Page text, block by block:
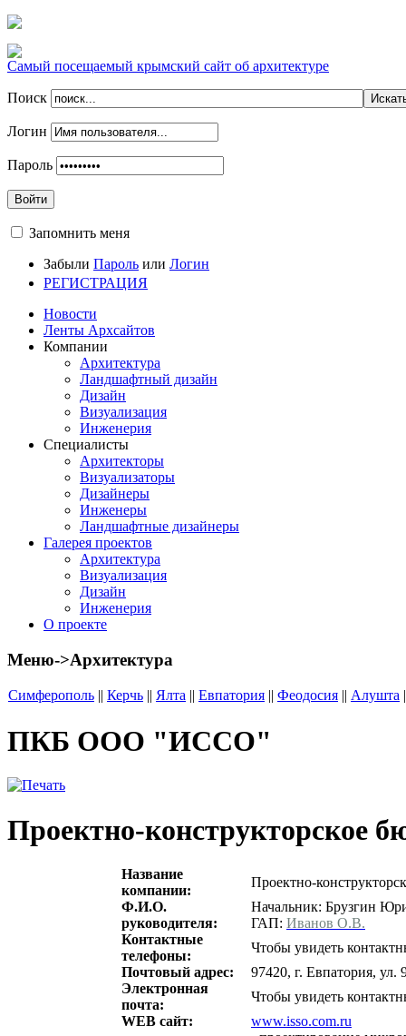
Самый посещаемый крымский сайт об архитектуре
Поиск
Логин
Пароль
Войти
Запомнить меня
Забыли Пароль или Логин
РЕГИСТРАЦИЯ
Новости
Ленты Архсайтов
Компании
Архитектура
Ландшафтный дизайн
Дизайн
Визуализация
Инженерия
Специалисты
Архитекторы
Визуализаторы
Дизайнеры
Инженеры
Ландшафтные дизайнеры
Галерея проектов
Архитектура
Визуализация
Дизайн
Инженерия
О проекте
Меню->Архитектура
Симферополь || Керчь || Ялта || Евпатория || Феодосия || Алушта
ПКБ ООО "ИССО"
Проектно-
Название
компании:
Проектно-
Ф.И.О.
руководителя:
Начальник: Брузгин
ГАП: Иванов О.В.
Контактные
телефоны:
Чтобы увидеть
Почтовый адрес:
97420, г. Евпатория, ул.
Электронная
почта:
Чтобы увидеть
WEB сайт:
www.isso.com.ru